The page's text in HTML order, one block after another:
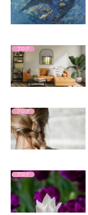
ブログ
ブログ
ブログ